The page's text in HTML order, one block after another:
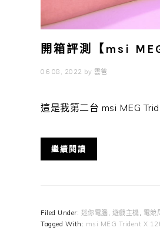
開箱評測【msi
06 08, 2022 by 雲爸
這是我第二台 msi MEG
繼續閱讀
Filed Under: 迷你電腦 , 遊戲主機, 電競
Tagged With: msi MEG Trident X